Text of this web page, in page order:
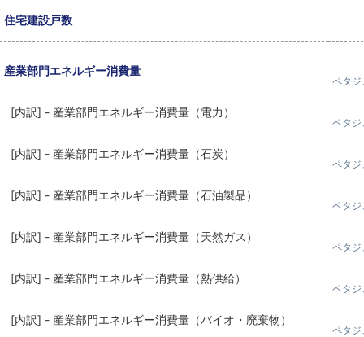
住宅建設戸数
産業部門エネルギー消費量
ペタジ
[内訳] - 産業部門エネルギー消費量（電力）
ペタジ
[内訳] - 産業部門エネルギー消費量（石炭）
ペタジ
[内訳] - 産業部門エネルギー消費量（石油製品）
ペタジ
[内訳] - 産業部門エネルギー消費量（天然ガス）
ペタジ
[内訳] - 産業部門エネルギー消費量（熱供給）
ペタジ
[内訳] - 産業部門エネルギー消費量（バイオ・廃棄物）
ペタジ